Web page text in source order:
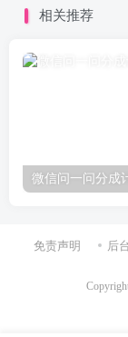
相关推荐
微信问一问分成
免责声明 后